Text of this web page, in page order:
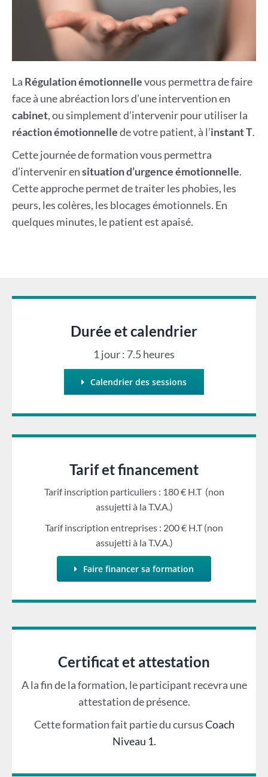
La Régulation émotionnellevous permettra de faire
face à une abréaction lors d’une intervention en
cabinet, ou simplement d’intervenir pour utiliser la
réaction émotionnellede votre patient, à l’instant T.
Cette journée de formation vous permettra
d’intervenir ensituation d’urgence émotionnelle.
Cette approche permet de traiter les phobies, les
peurs, les colères, les blocages émotionnels. En
quelques minutes, le patient est apaisé.
Durée et calendrier
1 jour : 7.5 heures
Calendrier des sessions
Tarif et financement
Tarif inscription particuliers : 180 € H.T (non
assujetti à la T.V.A.)
Tarif inscription entreprises : 200 € H.T (non
assujetti à la T.V.A.)
Faire financer sa formation
Certificat et attestation
A la fin de la formation, le participant recevra une
attestation de présence.
Cette formation fait partie du cursusCoach
Niveau 1.